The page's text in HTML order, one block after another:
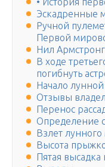
Эскадренные
Ручной
Первой
Нил
В ходе
погибнуть
Начало
Отзывы
Перенос
Определение
Взлет лунного
Высота
Пятая